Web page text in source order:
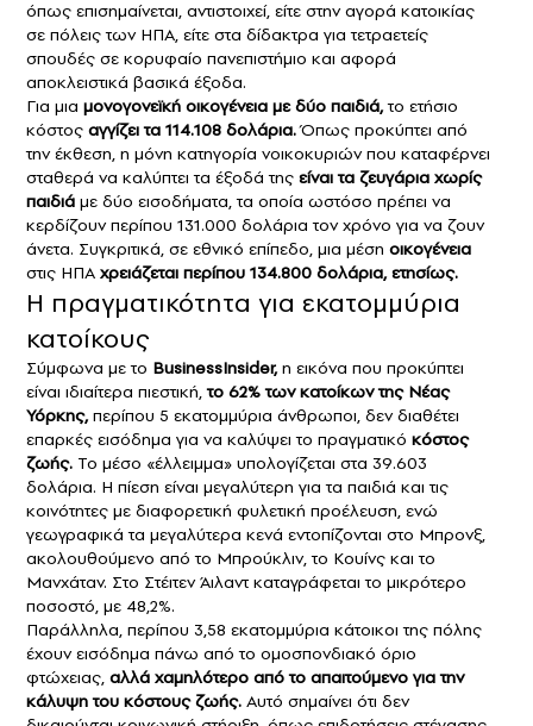
όπως επισημαίνεται, αντιστοιχεί, είτε στην αγορά κατοικίας
σε πόλεις των ΗΠΑ, είτε στα δίδακτρα για τετραετείς
σπουδές σε κορυφαίο πανεπιστήμιο και αφορά
αποκλειστικά βασικά έξοδα.
Για μια μονογονεϊκή οικογένεια με δύο παιδιά,το ετήσιο
κόστος αγγίζει τα 114.108 δολάρια.Όπως προκύπτει από
την έκθεση, η μόνη κατηγορία νοικοκυριών που καταφέρνει
σταθερά να καλύπτει τα έξοδά της είναι τα ζευγάρια χωρίς
παιδιά με δύο εισοδήματα, τα οποία ωστόσο πρέπει να
κερδίζουν περίπου 131.000 δολάρια τον χρόνο για να ζουν
άνετα. Συγκριτικά, σε εθνικό επίπεδο, μια μέση οικογένεια
στις ΗΠΑ χρειάζεται περίπου 134.800 δολάρια, ετησίως.
Η πραγματικότητα για εκατομμύρια
κατοίκους
Σύμφωνα με το BusinessInsider,η εικόνα που προκύπτει
είναι ιδιαίτερα πιεστική,το 62% των κατοίκων της Νέας
Υόρκης,περίπου 5 εκατομμύρια άνθρωποι, δεν διαθέτει
επαρκές εισόδημα για να καλύψει το πραγματικό κόστος
ζωής. Το μέσο «έλλειμμα» υπολογίζεται στα 39.603
δολάρια. Η πίεση είναι μεγαλύτερη για τα παιδιά και τις
κοινότητες με διαφορετική φυλετική προέλευση, ενώ
γεωγραφικά τα μεγαλύτερα κενά εντοπίζονται στο Μπρονξ,
ακολουθούμενο από το Μπρούκλιν, το Κουίνς και το
Μανχάταν. Στο Στέιτεν Άιλαντ καταγράφεται το μικρότερο
ποσοστό, με 48,2%.
Παράλληλα, περίπου 3,58 εκατομμύρια κάτοικοι της πόλης
έχουν εισόδημα πάνω από το ομοσπονδιακό όριο
φτώχειας, αλλά χαμηλότερο από το απαιτούμενο για την
κάλυψη του κόστους ζωής. Αυτό σημαίνει ότι δεν